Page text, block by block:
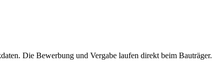
Die Bewerbung und Vergabe laufen direkt beim Bauträger.